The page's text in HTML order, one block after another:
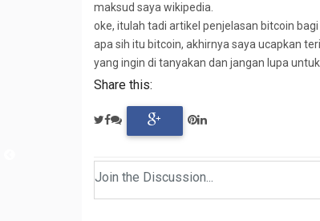
maksud saya wikipedia.
oke, itulah tadi artikel penjelasan bitcoin
apa sih itu bitcoin, akhirnya saya ucapkan
yang ingin di tanyakan dan jangan lupa
Share this: